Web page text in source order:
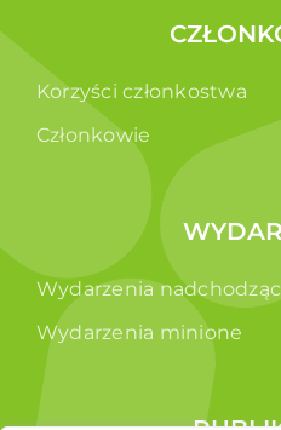
Korzyści członkostwa
Członkowie
Wydarzenia
Wydarzenia minione